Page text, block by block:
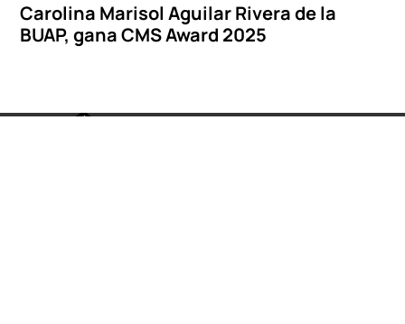
Carolina Marisol Aguilar Rivera de la
BUAP, gana CMS Award 2025